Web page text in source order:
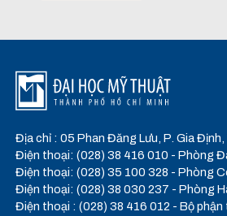
Địa chỉ : 05 Phan Đăng Lưu, P. Gia Định,
Điện thoại: (028) 38 416 010 - Phòng
Điện thoại: (028) 35 100 328 - Phòng
Điện thoại: (028) 38 030 237 - Phòng
Điện thoại : (028) 38 416 012 - Bộ phận